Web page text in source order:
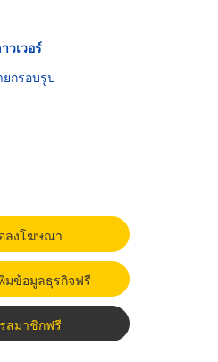
วเวอร์
กรอบรูป
ลงโฆษณา
มข้อมูลธุรกิจฟรี
สมาชิกฟรี